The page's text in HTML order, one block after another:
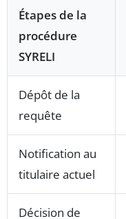
Étapes de la
procédure
SYRELI
Dépôt de la
requête
Notification au
titulaire actuel
Décision de